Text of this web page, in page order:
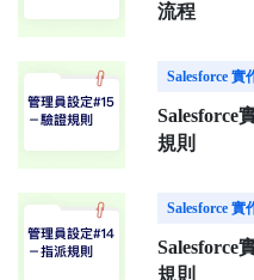
流程
Salesforce 實
Salesforce
規則
Salesforce 實
Salesforce
規則